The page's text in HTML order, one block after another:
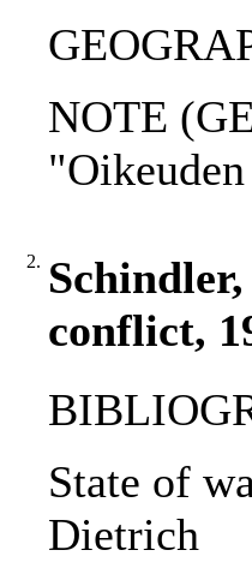
NOTE
2.
conflict,
State of
Dietrich